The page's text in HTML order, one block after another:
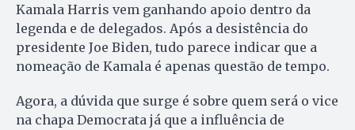
Kamala Harris vem ganhando apoio dentro da
legenda e de delegados. Após a desistência do
presidente Joe Biden, tudo parece indicar que a
nomeação de Kamala é apenas questão de tempo.
Agora, a dúvida que surge é sobre quem será o vice
na chapa Democrata já que a influência de